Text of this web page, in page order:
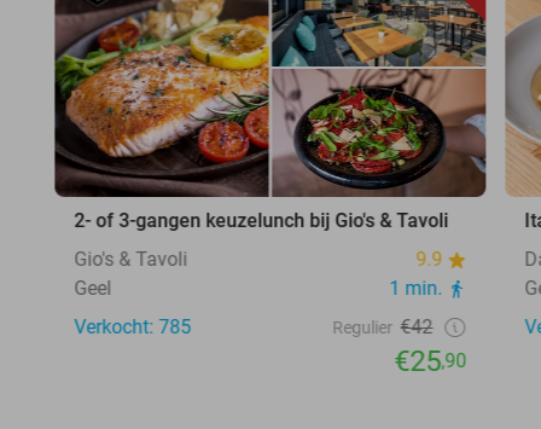
2- of 3-gangen keuzelunch bij Gio's & Tavoli
Gio's & Tavoli
9.9
Geel
1 min.
Verkocht: 785
Regulier €42
€25,90